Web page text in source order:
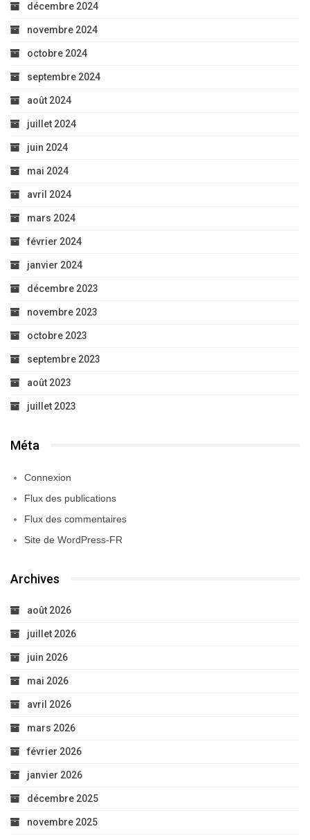
décembre 2024
novembre 2024
octobre 2024
septembre 2024
août 2024
juillet 2024
juin 2024
mai 2024
avril 2024
mars 2024
février 2024
janvier 2024
décembre 2023
novembre 2023
octobre 2023
septembre 2023
août 2023
juillet 2023
Méta
Connexion
Flux des publications
Flux des commentaires
Site de WordPress-FR
Archives
août 2026
juillet 2026
juin 2026
mai 2026
avril 2026
mars 2026
février 2026
janvier 2026
décembre 2025
novembre 2025